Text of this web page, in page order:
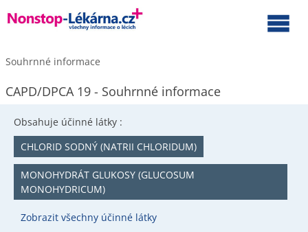
Souhrnné informace
CAPD/DPCA 19 - Souhrnné informace
Obsahuje účinné látky :
CHLORID SODNÝ (NATRII CHLORIDUM)
MONOHYDRÁT GLUKOSY (GLUCOSUM
MONOHYDRICUM)
Zobrazit všechny účinné látky